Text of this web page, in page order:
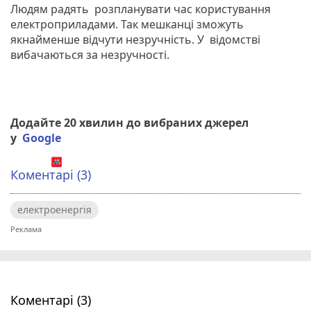
Людям радять розпланувати час користування
електроприладами. Так мешканці зможуть
якнайменше відчути незручність. У відомстві
вибачаються за незручності.
Додайте 20 хвилин до вибраних джерел
у Google
Коментарі (3)
електроенергія
Коментарі (3)